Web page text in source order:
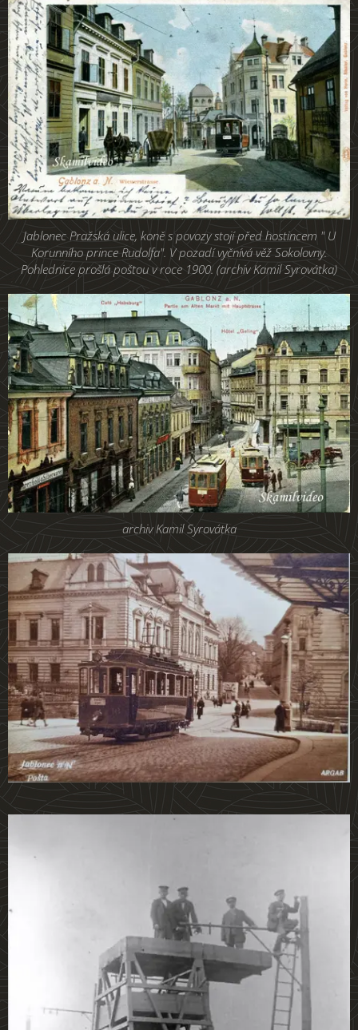
Jablonec Pražská ulice, koně s povozy stojí před hostincem " U
Korunního prince Rudolfa". V pozadí vyčnívá věž Sokolovny.
Pohlednice prošlá poštou v roce 1900. (archiv Kamil Syrovátka)
archiv Kamil Syrovátka